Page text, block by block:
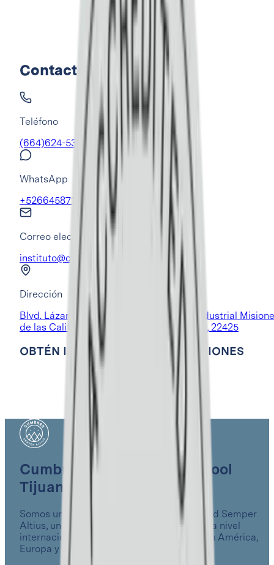
Contacto
Teléfono
(664)624-5369
WhatsApp
+526645871547
Correo electrónico
instituto@cumbrestijuana.com
Dirección
Blvd. Lázaro Cárdenas #19500, Parque Industrial
de las Californias, Tijuana, Baja California , 22425
OBTÉN INFORMACIÓN DE ADMISIONES
Cumbres International School
Tijuana
Somos un colegio que forma parte de la Red Semper
Altius, una de las redes educativas líderes a nivel
internacional con presencia en 19 países en América,
Europa y Asia.